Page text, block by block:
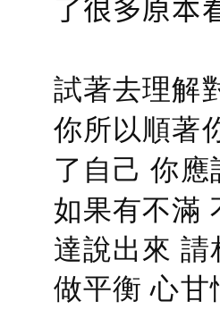
了很多原本
試著去理解
你所以順著
了自己 你應
如果有不滿
達說出來
做平衡 心甘